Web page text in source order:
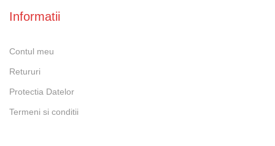
Informatii
Contul meu
Retururi
Protectia Datelor
Termeni si conditii